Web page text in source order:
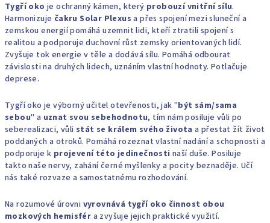
Tygří oko je ochranný kámen, který probouzí vnitřní sílu.
Harmonizuje čakru Solar Plexus a přes spojení mezi sluneční a
zemskou energií pomáhá uzemnit lidi, kteří ztratili spojení s
realitou a podporuje duchovní růst zemsky orientovaných lidí.
Zvyšuje tok energie v těle a dodává sílu. Pomáhá odbourat
závislosti na druhých lidech, uznáním vlastní hodnoty. Potlačuje
deprese.
Tygří oko je výborný učitel otevřenosti, jak "být sám/sama
sebou" a uznat svou sebehodnotu, tím nám posiluje vůli po
seberealizaci, vůlistát se králem svého životaa přestat žít život
poddaných a otroků. Pomáhá rozeznat vlastní nadání a schopnosti a
podporuje k projevení této jedinečnosti naší duše. Posiluje
takto naše nervy, zahání černé myšlenky a pocity beznaděje. Učí
nás také rozvaze a samostatnému rozhodování.
Na rozumové úrovni vyrovnává tygří oko činnost obou
mozkových hemisfér a zvyšuje jejich praktické využití.